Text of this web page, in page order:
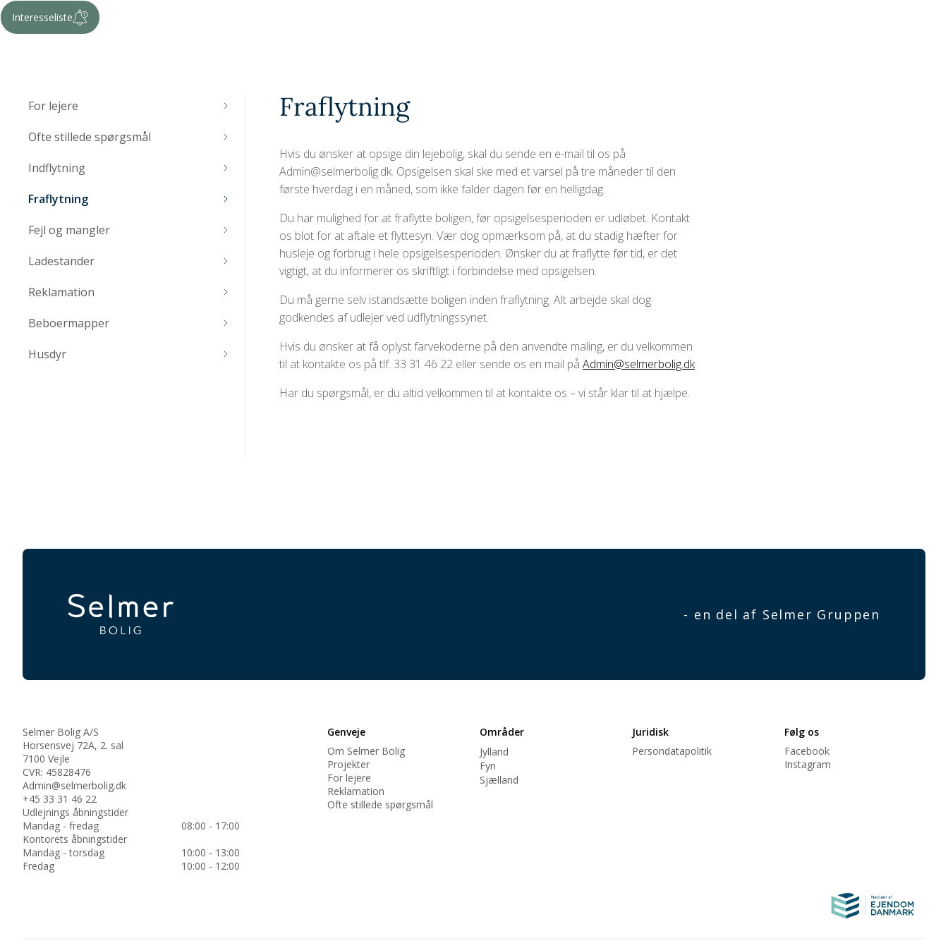
Interesseliste
For lejere
Ofte stillede spørgsmål
Indflytning
Fraflytning
Fejl og mangler
Ladestander
Reklamation
Beboermapper
Husdyr
Fraflytning
Hvis du ønsker at opsige din lejebolig, skal du sende en e-mail til os på
Admin@selmerbolig.dk. Opsigelsen skal ske med et varsel på tre måneder til den
første hverdag i en måned, som ikke falder dagen før en helligdag.
Du har mulighed for at fraflytte boligen, før opsigelsesperioden er udløbet. Kontakt
os blot for at aftale et flyttesyn. Vær dog opmærksom på, at du stadig hæfter for
husleje og forbrug i hele opsigelsesperioden. Ønsker du at fraflytte før tid, er det
vigtigt, at du informerer os skriftligt i forbindelse med opsigelsen.
Du må gerne selv istandsætte boligen inden fraflytning. Alt arbejde skal dog
godkendes af udlejer ved udflytningssynet.
Hvis du ønsker at få oplyst farvekoderne på den anvendte maling, er du velkommen
til at kontakte os på tlf. 33 31 46 22 eller sende os en mail på Admin@selmerbolig.dk
Har du spørgsmål, er du altid velkommen til at kontakte os – vi står klar til at hjælpe.
- en del af Selmer Gruppen
Selmer Bolig A/S
Horsensvej 72A, 2. sal
7100 Vejle
CVR: 45828476
Admin@selmerbolig.dk
+45 33 31 46 22
Udlejnings åbningstider
Mandag - fredag
08:00 - 17:00
Kontorets åbningstider
Mandag - torsdag
10:00 - 13:00
Fredag
10:00 - 12:00
Genveje
Om Selmer Bolig
Projekter
For lejere
Reklamation
Ofte stillede spørgsmål
Områder
Jylland
Fyn
Sjælland
Juridisk
Persondatapolitik
Følg os
Facebook
Instagram